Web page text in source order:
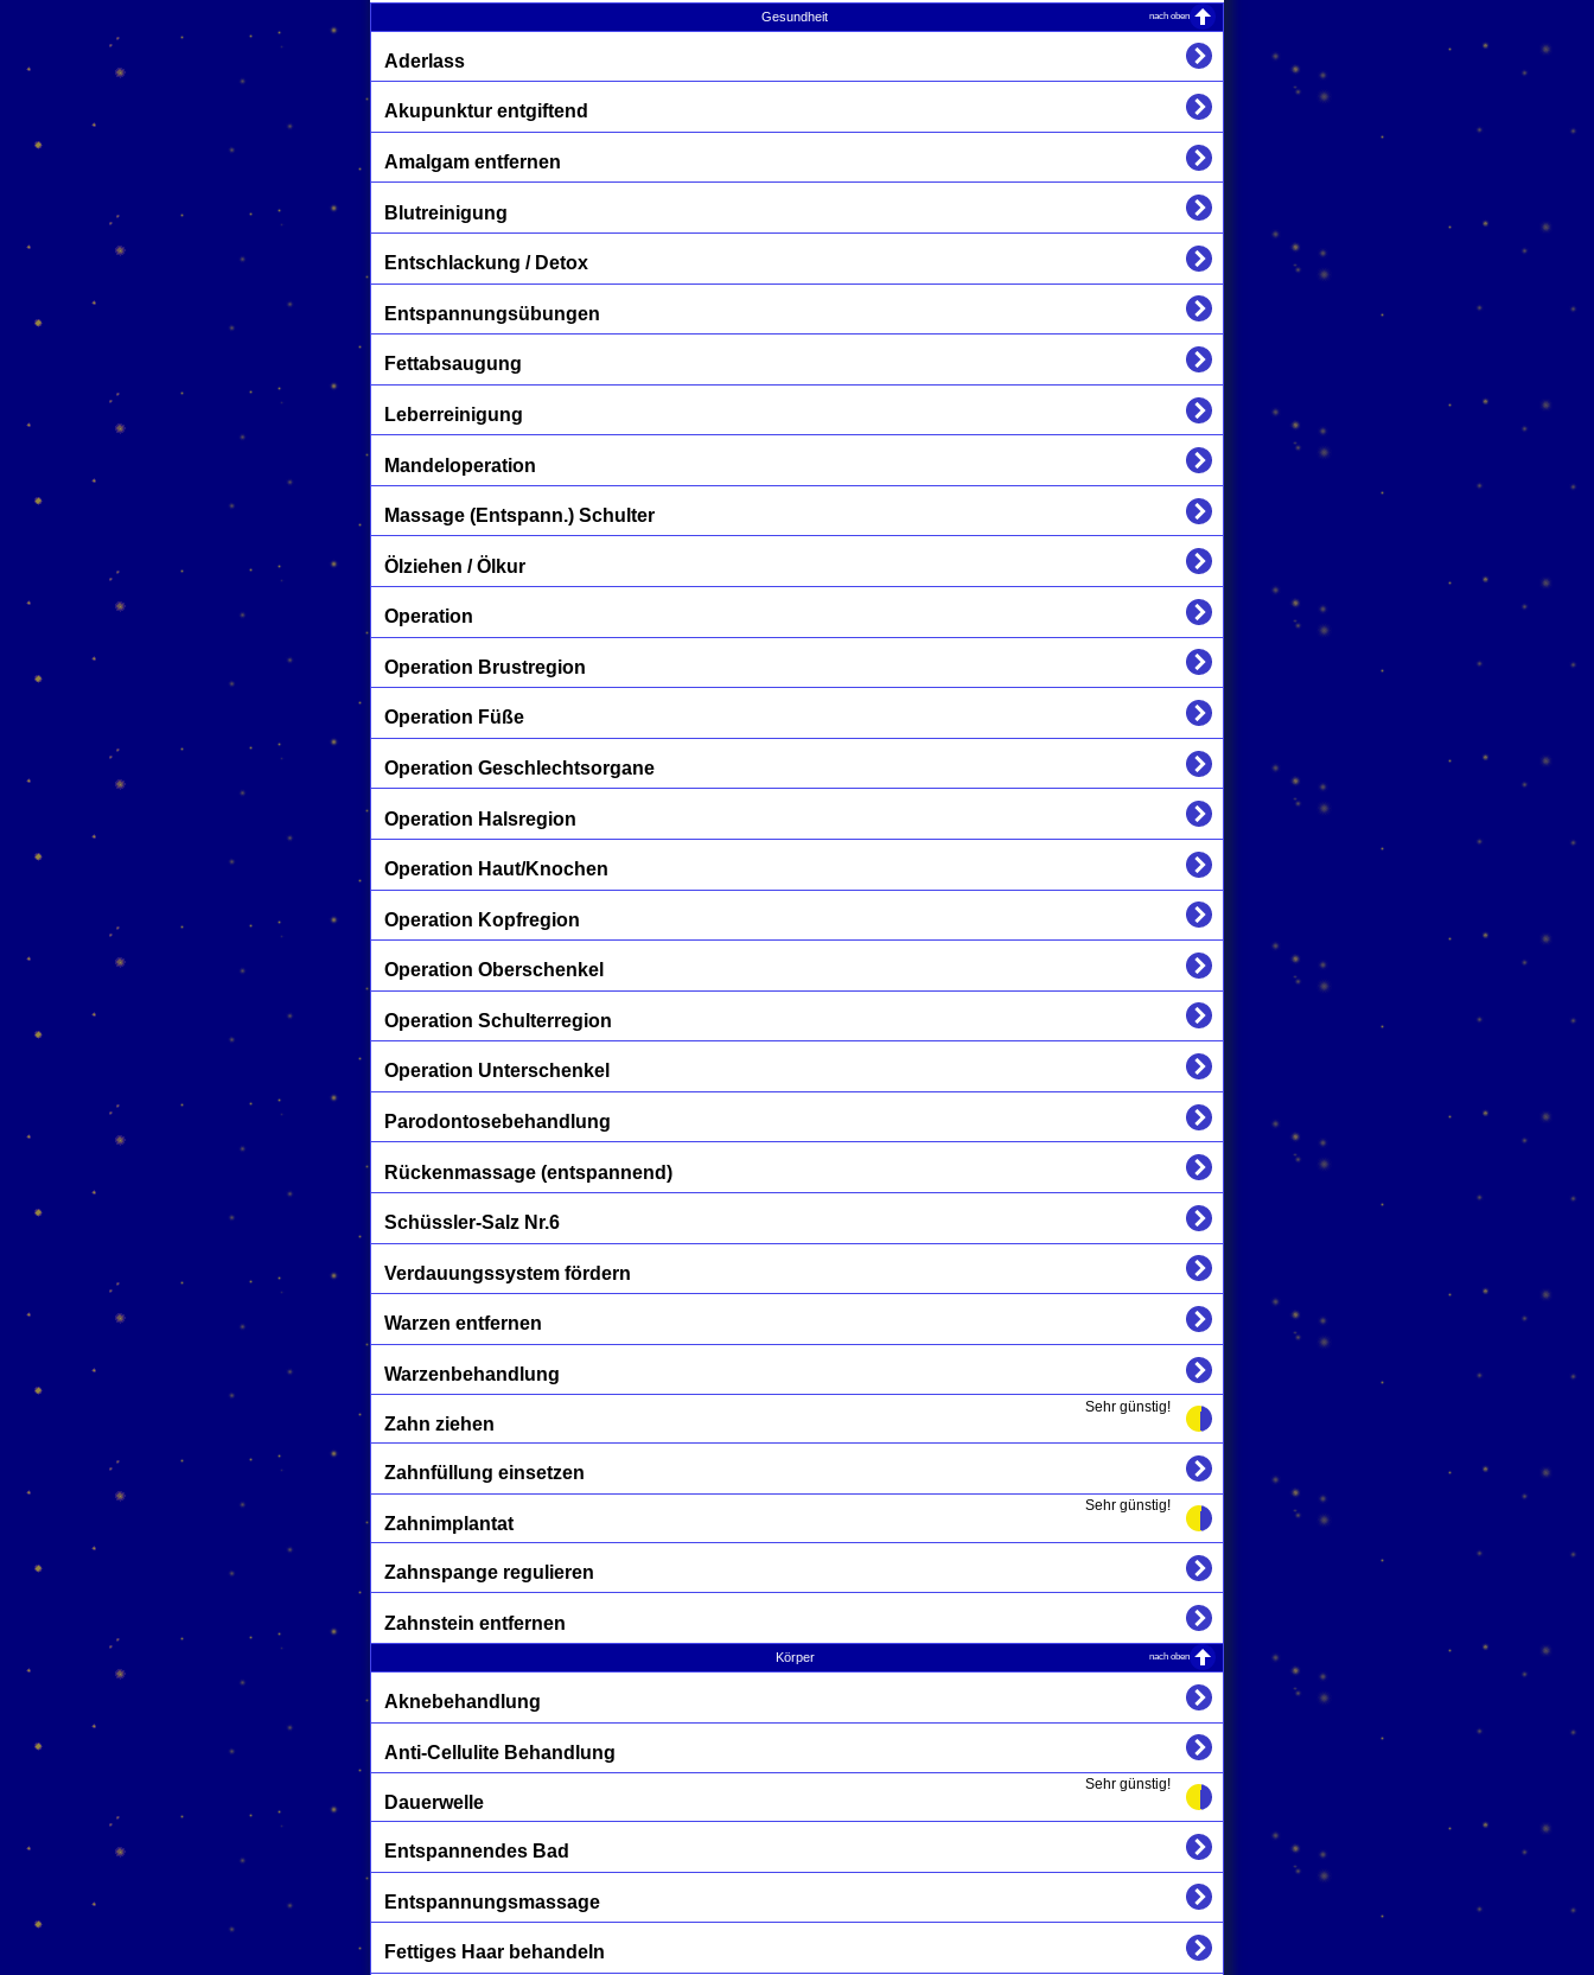
Gesundheit nach oben
Aderlass
Akupunktur entgiftend
Amalgam entfernen
Blutreinigung
Entschlackung / Detox
Entspannungsübungen
Fettabsaugung
Leberreinigung
Mandeloperation
Massage (Entspann.) Schulter
Ölziehen / Ölkur
Operation
Operation Brustregion
Operation Füße
Operation Geschlechtsorgane
Operation Halsregion
Operation Haut/Knochen
Operation Kopfregion
Operation Oberschenkel
Operation Schulterregion
Operation Unterschenkel
Parodontosebehandlung
Rückenmassage (entspannend)
Schüssler-Salz Nr.6
Verdauungssystem fördern
Warzen entfernen
Warzenbehandlung
Sehr günstig!
Zahn ziehen
Zahnfüllung einsetzen
Sehr günstig!
Zahnimplantat
Zahnspange regulieren
Zahnstein entfernen
Körper nach oben
Aknebehandlung
Anti-Cellulite Behandlung
Sehr günstig!
Dauerwelle
Entspannendes Bad
Entspannungsmassage
Fettiges Haar behandeln